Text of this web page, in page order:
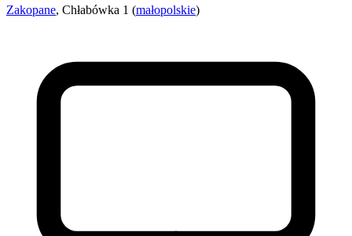
Zakopane, Chłabówka 1 (małopolskie)